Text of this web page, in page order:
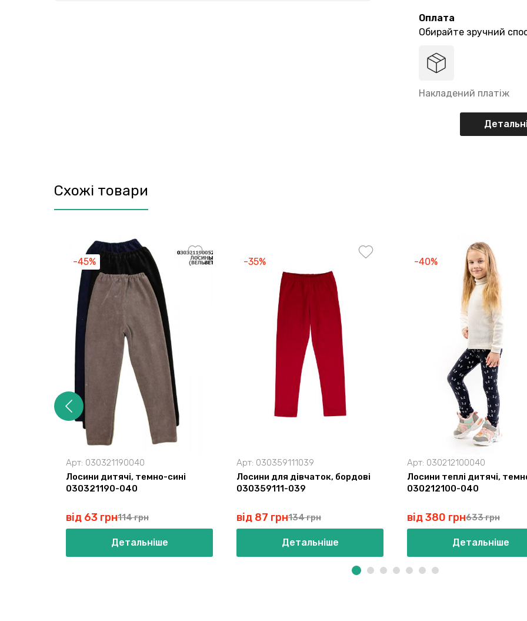
Оплата
Обирайте зручний
Накладений платіж
Схожі товари
-45%
Арт: 030321190040
Лосини дитячі, темно-сині
030321190-040
від 63 грн114 грн
Детальніше
-35%
Арт: 030359111039
Лосини для дівчаток, бордові
030359111-039
від 87 грн134 грн
Детальніше
-40%
Арт: 030212100040
Лосини теплі дитячі,
030212100-040
від 380 грн633 грн
Детальніше